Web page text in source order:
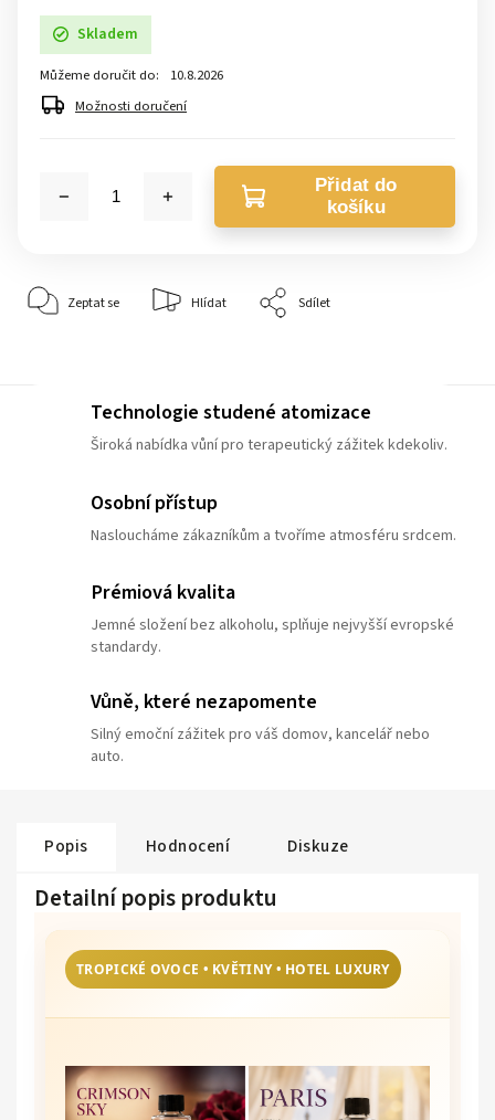
Skladem
Můžeme doručit do:
10.8.2026
Možnosti doručení
Přidat do
košíku
Zeptat se Hlídat Sdílet
Technologie studené atomizace
Široká nabídka vůní pro terapeutický zážitek kdekoliv.
Osobní přístup
Nasloucháme zákazníkům a tvoříme atmosféru srdcem.
Prémiová kvalita
Jemné složení bez alkoholu, splňuje nejvyšší evropské
standardy.
Vůně, které nezapomente
Silný emoční zážitek pro váš domov, kancelář nebo
auto.
Popis Hodnocení Diskuze
Detailní popis produktu
TROPICKÉ OVOCE • KVĚTINY • HOTEL LUXURY